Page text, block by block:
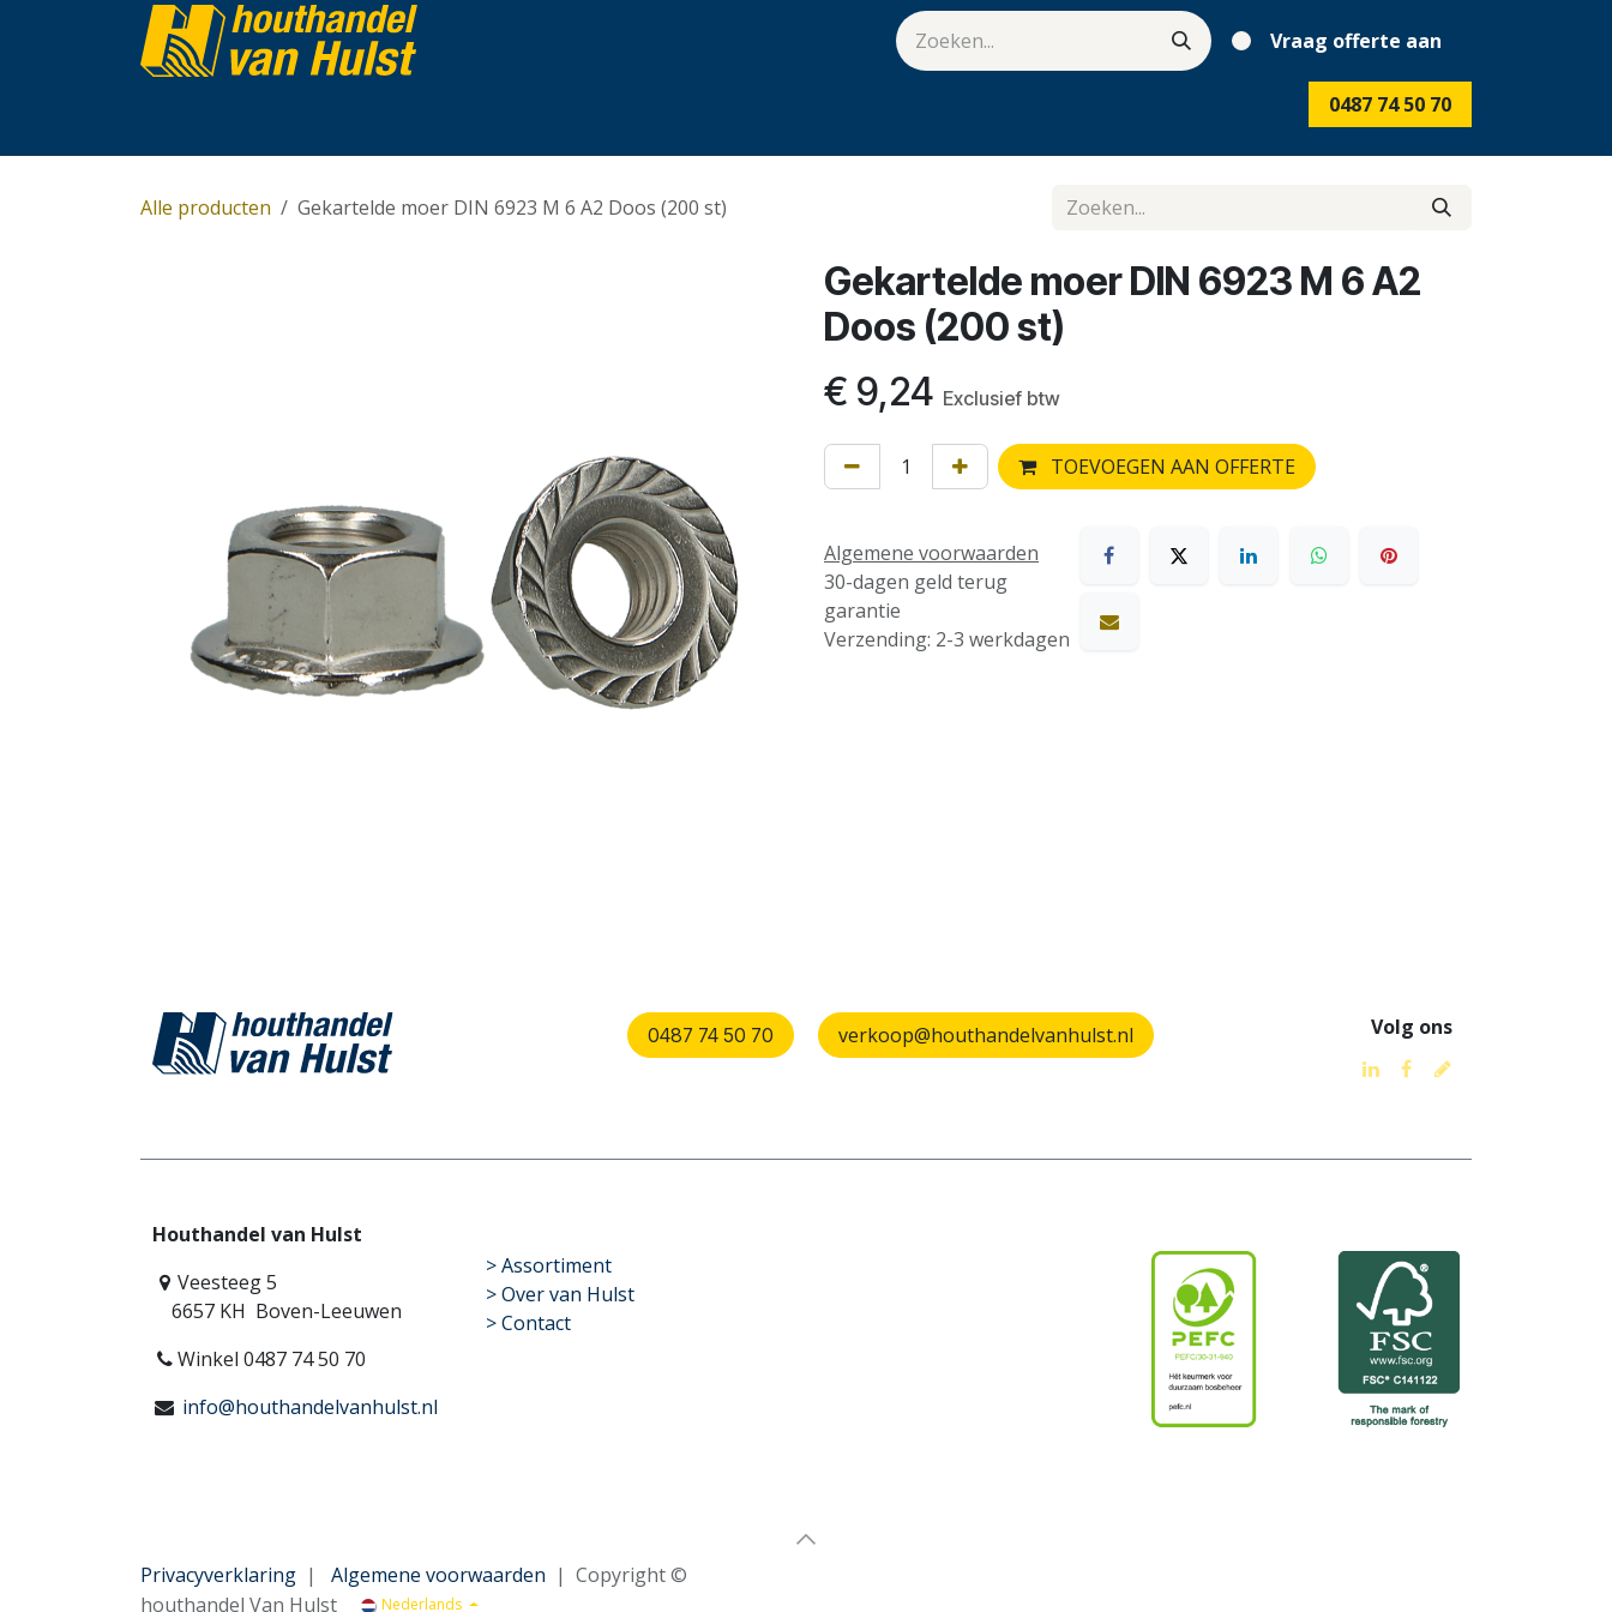
Overslaan naar inhoud
Vraag offerte aan
0487 74 50 70
Alle producten Gekartelde moer DIN 6923 M 6 A2 Doos (200 st)
Gekartelde moer DIN 6923 M 6 A2
Doos (200 st)
€ 9,24 Exclusief btw
TOEVOEGEN AAN OFFERTE
Algemene voorwaarden
30-dagen geld terug
garantie
Verzending: 2-3 werkdagen
verkoop@houthandelvanhulst.nl Volg ons
0487 74 50 70
Houthandel van Hulst
Veesteeg 5
6657 KH Boven-Leeuwen
Winkel 0487 74 50 70
info@houthandelvanhulst.nl
​>Assortiment
> Over van Hulst
> Contact
Privacyverklaring | Algemene voorwaarden | Copyright ©
houthandel Van Hulst
Nederlands